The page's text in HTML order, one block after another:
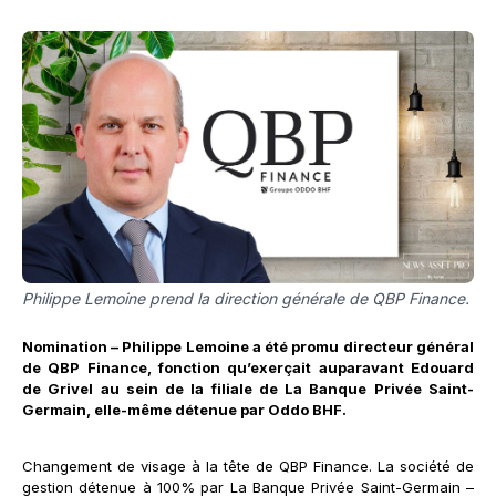
Philippe Lemoine prend la direction générale de QBP Finance.
Nomination – Philippe Lemoine a été promu directeur général
de QBP Finance, fonction qu’exerçait auparavant Edouard
de Grivel au sein de la filiale de La Banque Privée Saint-
Germain, elle-même détenue par Oddo BHF.
Changement de visage à la tête de QBP Finance. La société de
gestion détenue à 100% par La Banque Privée Saint-Germain –